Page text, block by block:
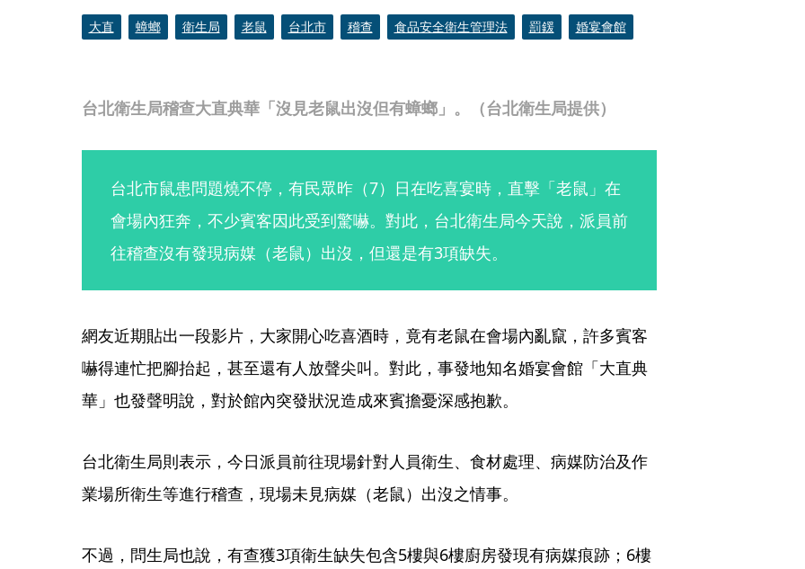
台北衛生局稽查大直典華「沒見老鼠出沒但有蟑螂」。（台北衛生局提供）
大直 蟑螂 衛生局 老鼠 台北市 稽查 食品安全衛生管理法 罰鍰 婚宴會館
台北市鼠患問題燒不停，有民眾昨（7）日在吃喜宴時，直擊「老鼠」在
會場內狂奔，不少賓客因此受到驚嚇。對此，台北衛生局今天說，派員前
往稽查沒有發現病媒（老鼠）出沒，但還是有3項缺失。
網友近期貼出一段影片，大家開心吃喜酒時，竟有老鼠在會場內亂竄，許多賓客
嚇得連忙把腳抬起，甚至還有人放聲尖叫。對此，事發地知名婚宴會館「大直典
華」也發聲明說，對於館內突發狀況造成來賓擔憂深感抱歉。
台北衛生局則表示，今日派員前往現場針對人員衛生、食材處理、病媒防治及作
業場所衛生等進行稽查，現場未見病媒（老鼠）出沒之情事。
不過，問生局也說，有查獲3項衛生缺失包含5樓與6樓廚房發現有病媒痕跡；6樓